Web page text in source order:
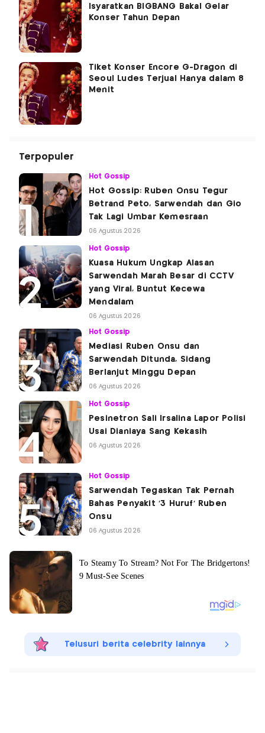
Isyaratkan BIGBANG Bakal Gelar
Konser Tahun Depan
Tiket Konser Encore G-Dragon di
Seoul Ludes Terjual Hanya dalam 8
Menit
Terpopuler
Hot Gossip
Hot Gossip: Ruben Onsu Tegur
Betrand Peto, Sarwendah dan Gio
Tak Lagi Umbar Kemesraan
06 Agustus 2026
Hot Gossip
Kuasa Hukum Ungkap Alasan
Sarwendah Marah Besar di CCTV
yang Viral, Buntut Kecewa
Mendalam
06 Agustus 2026
Hot Gossip
Mediasi Ruben Onsu dan
Sarwendah Ditunda, Sidang
Berlanjut Minggu Depan
06 Agustus 2026
Hot Gossip
Pesinetron Sali Irsalina Lapor Polisi
Usai Dianiaya Sang Kekasih
06 Agustus 2026
Hot Gossip
Sarwendah Tegaskan Tak Pernah
Bahas Penyakit '3 Huruf' Ruben
Onsu
06 Agustus 2026
Telusuri berita celebrity lainnya